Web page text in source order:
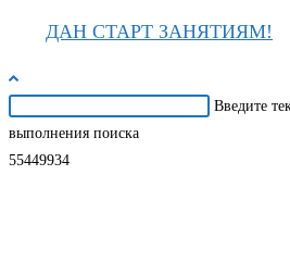
ДАН СТАРТ ЗАНЯТИЯМ!
на
сайте
Введите
выполнения поиска
55449934